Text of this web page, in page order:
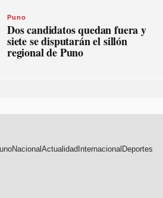
Puno
Dos candidatos quedan fuera y
siete se disputarán el sillón
regional de Puno
Nacional Actualidad Internacional Deportes